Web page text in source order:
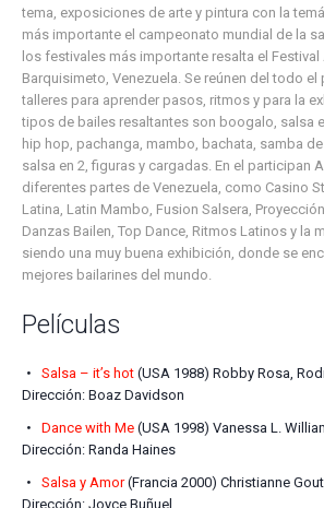
tema, exposiciones de arte y pintura con la
más importante el campeonato mundial de la
los festivales más importante resalta el Festival
Barquisimeto, Venezuela. Se reúnen del todo el
talleres para aprender pasos, ritmos y para la
tipos de bailes resaltantes son boogalo, salsa
hip hop, pachanga, mambo, bachata, samba de
salsa en 2, figuras y cargadas. En el participan
diferentes partes de Venezuela, como Casino
Latina, Latin Mambo, Fusion Salsera,
Danzas Bailen, Top Dance, Ritmos Latinos y la
siendo una muy buena exhibición, donde se
mejores bailarines del mundo.
Películas
Salsa – it’s hot (USA 1988) Robby Rosa,
Dirección: Boaz Davidson
Dance with Me (USA 1998) Vanessa L.
Dirección: Randa Haines
Salsa y Amor(Francia 2000) Christianne
Dirección: Joyce Buñuel